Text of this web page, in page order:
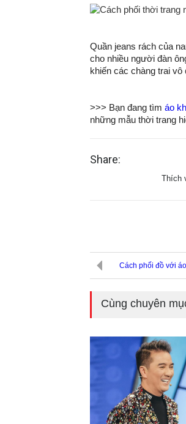
Quần jeans rách của
cho nhiều người đàn
khiến các chàng trai vô
>>> Bạn đang tìm áo
những mẫu thời trang
Share:
Thích
Cách phối đồ với
Cùng chuyên